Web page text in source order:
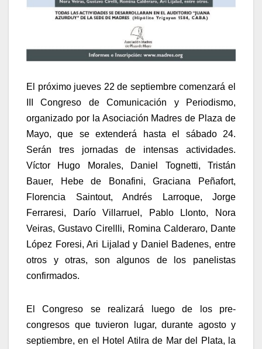
El próximo jueves 22 de septiembre comenzará el
III Congreso de Comunicación y Periodismo,
organizado por la Asociación Madres de Plaza de
Mayo, que se extenderá hasta el sábado 24.
Serán tres jornadas de intensas actividades.
Víctor Hugo Morales, Daniel Tognetti, Tristán
Bauer, Hebe de Bonafini, Graciana Peñafort,
Florencia Saintout, Andrés Larroque, Jorge
Ferraresi, Darío Villarruel, Pablo Llonto, Nora
Veiras, Gustavo Cirellli, Romina Calderaro, Dante
López Foresi, Ari Lijalad y Daniel Badenes, entre
otros y otras, son algunos de los panelistas
confirmados.
El Congreso se realizará luego de los pre-
congresos que tuvieron lugar, durante agosto y
septiembre, en el Hotel Atilra de Mar del Plata, la